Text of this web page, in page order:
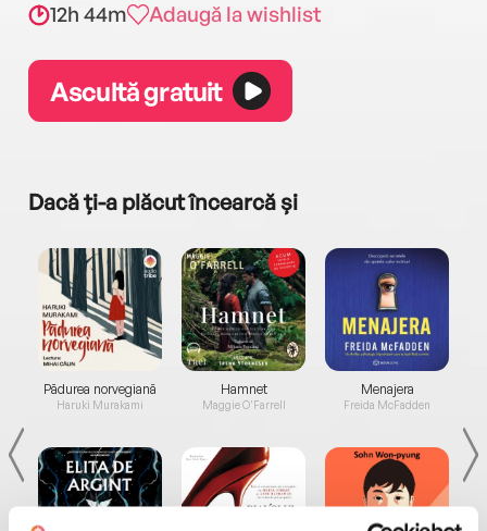
12h 44m Adaugă la wishlist
Ascultă gratuit
Dacă ți-a plăcut încearcă și
Pădurea norvegiană
Haruki Murakami
Hamnet
Maggie O'Farrell
Menajera
Freida McFadden